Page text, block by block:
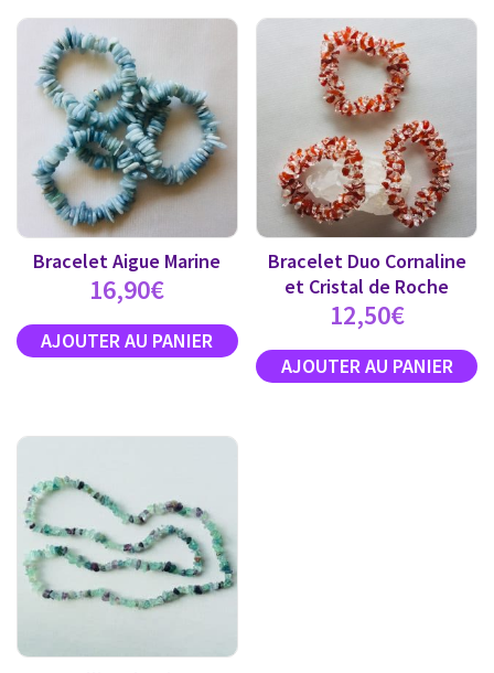
Bracelet Aigue Marine
16,90€
Bracelet Duo Cornaline
et Cristal de Roche
12,50€